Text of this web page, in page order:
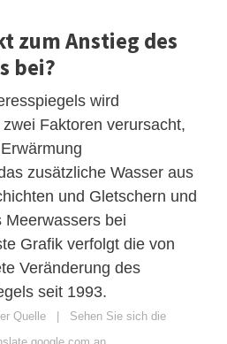
zum Anstieg des
bei?
wird
Faktoren verursacht,
zusätzliche Wasser aus
und Gletschern und
Meerwassers bei
Grafik verfolgt die von
Veränderung des
seit 1993.
Quelle | Sehen Sie sich die